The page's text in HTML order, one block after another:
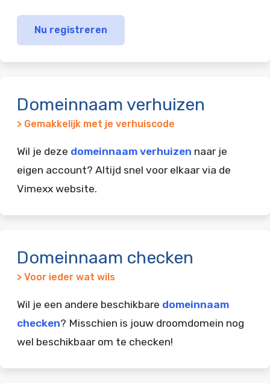
Nu registreren
Domeinnaam verhuizen
> Gemakkelijk met je verhuiscode
Wil je deze domeinnaam verhuizen naar je
eigen account? Altijd snel voor elkaar via de
Vimexx website.
Domeinnaam checken
> Voor ieder wat wils
Wil je een andere beschikbare domeinnaam
checken? Misschien is jouw droomdomein nog
wel beschikbaar om te checken!